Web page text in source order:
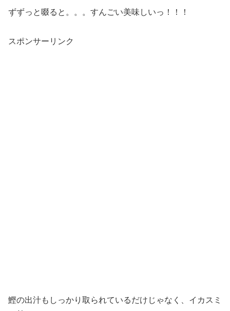
ずずっと啜ると。。。すんごい美味しいっ！！！
スポンサーリンク
鰹の出汁もしっかり取られているだけじゃなく、イカスミ